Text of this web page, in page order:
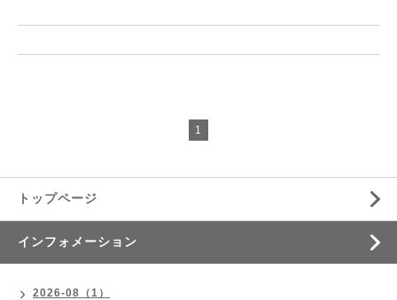
1
トップページ
インフォメーション
2026-08（1）